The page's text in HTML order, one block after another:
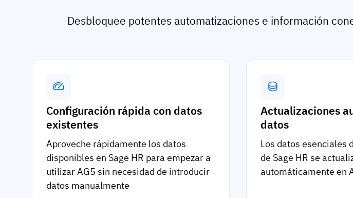
Desbloquee potentes automatizaciones e información
Configuración rápida con datos
existentes
Aproveche rápidamente los datos
disponibles en Sage HR para empezar a
utilizar AG5 sin necesidad de introducir
datos manualmente
Actualizaciones
datos
Los datos esenciales
de Sage HR se
automáticamente en